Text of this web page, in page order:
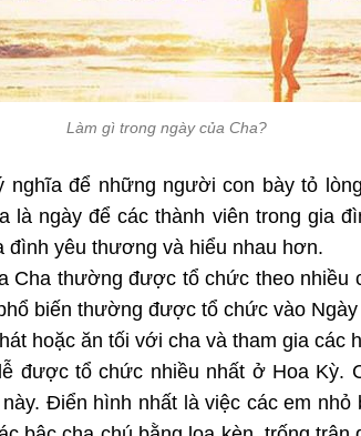
Làm gì trong ngày của Cha?
nghĩa để những người con bày tỏ
là ngày để các thành viên trong gia
đình yêu thương và hiểu nhau hơn.
Cha thường được tổ chức theo nhiều
biến thường được tổ chức vào
hoặc ăn tối với cha và tham gia các
được tổ chức nhiều nhất ở Hoa Kỳ.
Điển hình nhất là việc các em